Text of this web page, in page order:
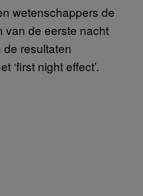
wetenschappers de
van de eerste nacht
resultaten
‘first night effect’.